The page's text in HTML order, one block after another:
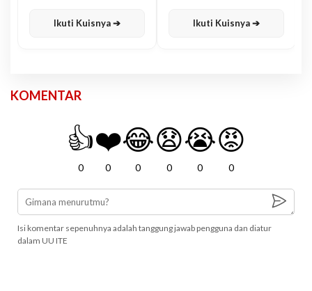
Ikuti Kuisnya ➔ Ikuti Kuisnya ➔
KOMENTAR
👍
0
❤️
0
😂
0
😧
0
😭
0
😡
0
Isi komentar sepenuhnya adalah tanggung jawab pengguna dan diatur
dalam UU ITE